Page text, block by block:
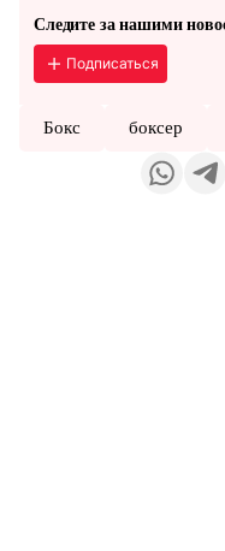
Следите за нашими
Подписаться
Бокс боксер